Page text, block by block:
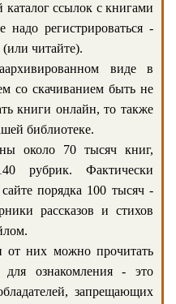
каталог ссылок с книгами
регистрироваться -
(или читайте).
виде в
со скачиванием быть не
книги онлайн, то также
библиотеке.
около 70 тысяч книг,
рубрик. Фактически
порядка 100 тысяч -
рассказов и стихов
от них можно прочитать
для ознакомления - это
запрещающих